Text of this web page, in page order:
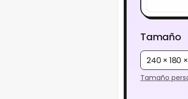
Tamaño
240 × 180
Tamaño